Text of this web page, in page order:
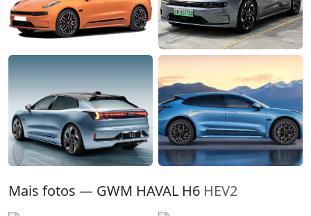
Mais fotos — GWM HAVAL H6 HEV2